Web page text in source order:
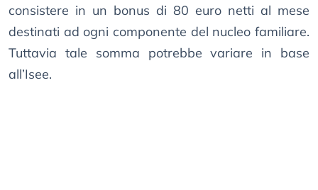
consistere in un bonus di 80 euro netti al mese
destinati ad ogni componente del nucleo familiare.
Tuttavia tale somma potrebbe variare in base
all’Isee.